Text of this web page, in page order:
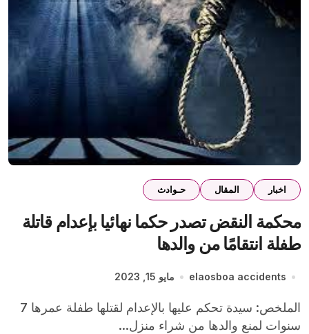
اخبار المقال حـوادث
محكمة النقض تصدر حكما نهائيا بإعدام قاتلة
طفلة انتقامًا من والدها
elaosboa accidents مايو 15, 2023
الملخص: سيدة تحكم عليها بالإعدام لقتلها طفلة عمرها 7
سنوات لمنع والدها من شراء منزل...